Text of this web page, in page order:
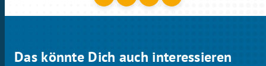
Das könnte Dich auch interessieren